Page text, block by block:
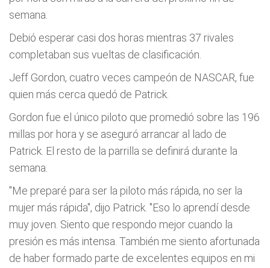
semana.
Debió esperar casi dos horas mientras 37 rivales
completaban sus vueltas de clasificación.
Jeff Gordon, cuatro veces campeón de NASCAR, fue
quien más cerca quedó de Patrick.
Gordon fue el único piloto que promedió sobre las 196
millas por hora y se aseguró arrancar al lado de
Patrick. El resto de la parrilla se definirá durante la
semana.
"Me preparé para ser la piloto más rápida, no ser la
mujer más rápida", dijo Patrick. "Eso lo aprendí­ desde
muy joven. Siento que respondo mejor cuando la
presión es más intensa. También me siento afortunada
de haber formado parte de excelentes equipos en mi